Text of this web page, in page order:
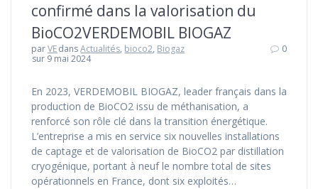
confirmé dans la valorisation du
BioCO2VERDEMOBIL BIOGAZ
parVEdansActualités, bioco2, Biogaz
sur 9 mai 2024
0
En 2023, VERDEMOBIL BIOGAZ, leader français dans la
production de BioCO2 issu de méthanisation, a
renforcé son rôle clé dans la transition énergétique.
L’entreprise a mis en service six nouvelles installations
de captage et de valorisation de BioCO2 par distillation
cryogénique, portant à neuf le nombre total de sites
opérationnels en France, dont six exploités…